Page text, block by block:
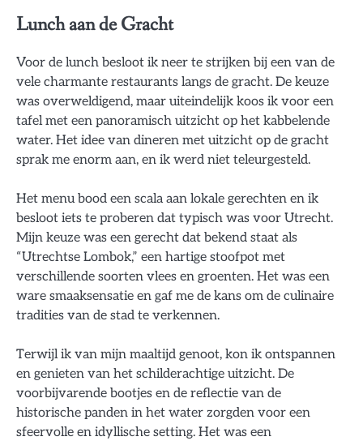
Lunch aan de Gracht
Voor de lunch besloot ik neer te strijken bij een van de
vele charmante restaurants langs de gracht. De keuze
was overweldigend, maar uiteindelijk koos ik voor een
tafel met een panoramisch uitzicht op het kabbelende
water. Het idee van dineren met uitzicht op de gracht
sprak me enorm aan, en ik werd niet teleurgesteld.
Het menu bood een scala aan lokale gerechten en ik
besloot iets te proberen dat typisch was voor Utrecht.
Mijn keuze was een gerecht dat bekend staat als
“Utrechtse Lombok,” een hartige stoofpot met
verschillende soorten vlees en groenten. Het was een
ware smaaksensatie en gaf me de kans om de culinaire
tradities van de stad te verkennen.
Terwijl ik van mijn maaltijd genoot, kon ik ontspannen
en genieten van het schilderachtige uitzicht. De
voorbijvarende bootjes en de reflectie van de
historische panden in het water zorgden voor een
sfeervolle en idyllische setting. Het was een